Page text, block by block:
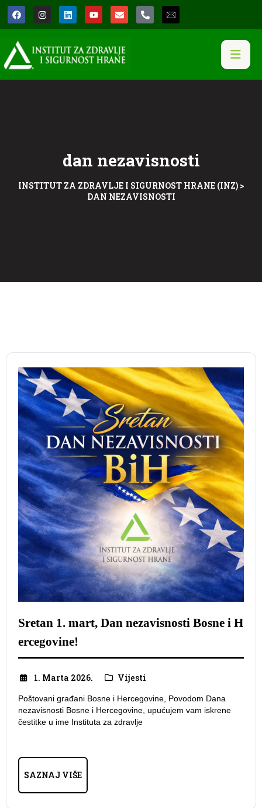
dan nezavisnosti
INSTITUT ZA ZDRAVLJE I SIGURNOST HRANE (INZ)>
DAN NEZAVISNOSTI
Sretan 1. mart, Dan nezavisnosti Bosne i H
ercegovine!
1. Marta 2026. Vijesti
Poštovani građani Bosne i Hercegovine, Povodom Dana
nezavisnosti Bosne i Hercegovine, upućujem vam iskrene
čestitke u ime Instituta za zdravlje
SAZNAJ VIŠE